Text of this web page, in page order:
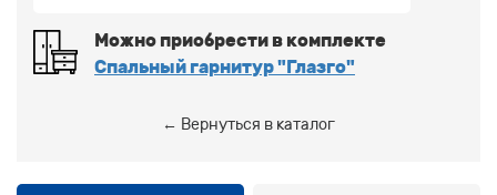
Можно приобрести в комплекте
Спальный гарнитур "Глазго"
← Вернуться в каталог